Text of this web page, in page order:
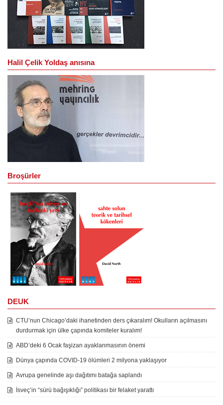
Halil Çelik Yoldaş anısına
Broşürler
DEUK
CTU’nun Chicago’daki ihanetinden ders çıkaralım! Okulların açılmasını
durdurmak için ülke çapında komiteler kuralım!
ABD’deki 6 Ocak faşizan ayaklanmasının önemi
Dünya çapında COVID-19 ölümleri 2 milyona yaklaşıyor
Avrupa genelinde aşı dağıtımı batağa saplandı
İsveç’in “sürü bağışıklığı” politikası bir felaket yarattı